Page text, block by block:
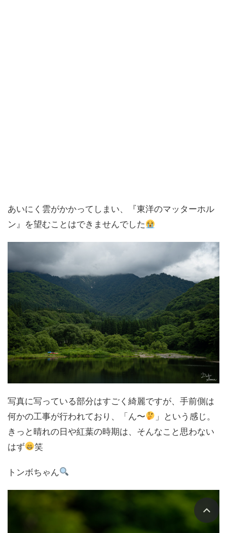
あいにく雲がかかってしまい、『東洋のマッターホル
ン』を望むことはできませんでした
写真に写っている部分はすごく綺麗ですが、手前側は
何かの工事が行われており、「ん〜
」という感じ。
きっと晴れの日や紅葉の時期は、そんなこと思わない
はず
笑
トンボちゃん